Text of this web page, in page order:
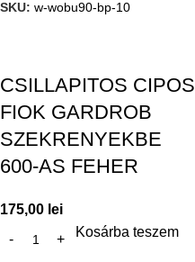
SKU: w-wobu90-bp-10
CSILLAPITOS CIPOS
FIOK GARDROB
SZEKRENYEKBE
600-AS FEHER
175,00 lei
Kosárba teszem